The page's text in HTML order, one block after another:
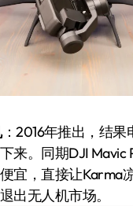
：2016年推出，结果
来。同期DJI Mavic
宜，直接让Karma
出无人机市场。